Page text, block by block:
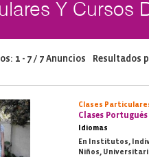
Y Cursos
1 - 7 / 7 Anuncios Resultados
Clases
Clases
Idiomas
En Institutos,
Niños,